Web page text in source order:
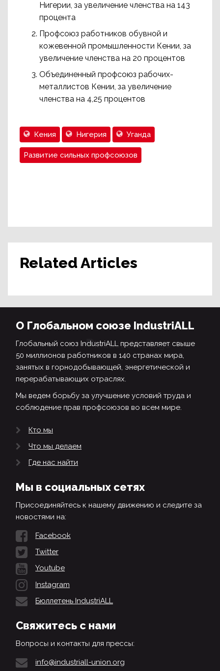
Нигерии, за увеличение членства на 143
процента
Профсоюз работников обувной и
кожевенной промышленности Кении, за
увеличение членства на 20 процентов
Объединенный профсоюз рабочих-
металлистов Кении, за увеличение
членства на 4,25 процентов
Кения Нигерия Уганда
Развитие сильных профсоюзов
Related Articles
О Глобальном союзе IndustriALL
Глобальный союз IndustriALL представляет свыше
50 миллионов работников в 140 странах мира,
занятых в горнодобывающей, энергетической и
перерабатывающих отраслях.
Мы ведем борьбу за улучшение условий труда и
соблюдение прав профсоюзов во всем мире.
Кто мы
Что мы делаем
Где нас найти
Мы в социальных сетях
Присоединяйтесь к нашему движению и следите за
новостями на:
Facebook
Twitter
Youtube
Instagram
Бюллетень IndustriALL
Свяжитесь с нами
Вопросы и контакты для прессы:
info@industriall-union.org